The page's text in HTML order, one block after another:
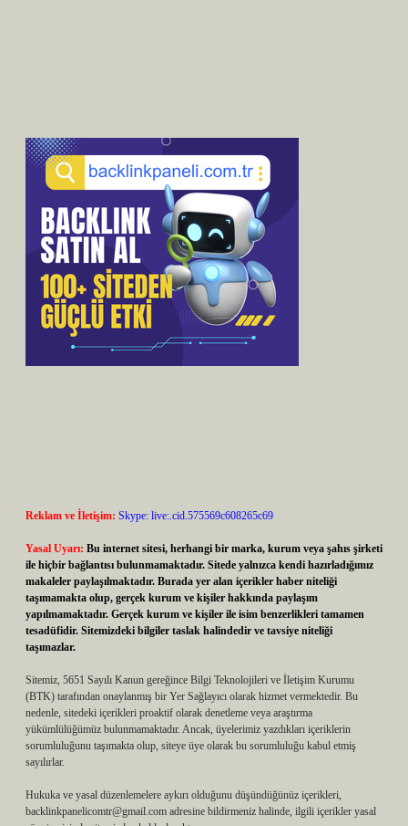
Reklam ve İletişim: Skype: live:.cid.575569c608265c69
Yasal Uyarı: Bu internet sitesi, herhangi bir marka, kurum veya şahıs şirketi
ile hiçbir bağlantısı bulunmamaktadır. Sitede yalnızca kendi hazırladığımız
makaleler paylaşılmaktadır. Burada yer alan içerikler haber niteliği
taşımamakta olup, gerçek kurum ve kişiler hakkında paylaşım
yapılmamaktadır. Gerçek kurum ve kişiler ile isim benzerlikleri tamamen
tesadüfidir. Sitemizdeki bilgiler taslak halindedir ve tavsiye niteliği
taşımazlar.
Sitemiz, 5651 Sayılı Kanun gereğince Bilgi Teknolojileri ve İletişim Kurumu
(BTK) tarafından onaylanmış bir Yer Sağlayıcı olarak hizmet vermektedir. Bu
nedenle, sitedeki içerikleri proaktif olarak denetleme veya araştırma
yükümlülüğümüz bulunmamaktadır. Ancak, üyelerimiz yazdıkları içeriklerin
sorumluluğunu taşımakta olup, siteye üye olarak bu sorumluluğu kabul etmiş
sayılırlar.
Hukuka ve yasal düzenlemelere aykırı olduğunu düşündüğünüz içerikleri,
backlinkpanelicomtr@gmail.com adresine bildirmeniz halinde, ilgili içerikler yasal